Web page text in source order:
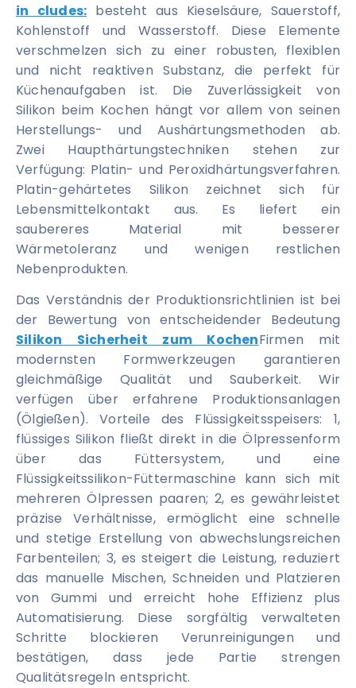
in cludes: besteht aus Kieselsäure, Sauerstoff,
Kohlenstoff und Wasserstoff. Diese Elemente
verschmelzen sich zu einer robusten, flexiblen
und nicht reaktiven Substanz, die perfekt für
Küchenaufgaben ist. Die Zuverlässigkeit von
Silikon beim Kochen hängt vor allem von seinen
Herstellungs- und Aushärtungsmethoden ab.
Zwei Haupthärtungstechniken stehen zur
Verfügung: Platin- und Peroxidhärtungsverfahren.
Platin-gehärtetes Silikon zeichnet sich für
Lebensmittelkontakt aus. Es liefert ein
saubereres Material mit besserer
Wärmetoleranz und wenigen restlichen
Nebenprodukten.
Das Verständnis der Produktionsrichtlinien ist bei
der Bewertung von entscheidender Bedeutung
Silikon Sicherheit zum KochenFirmen mit
modernsten Formwerkzeugen garantieren
gleichmäßige Qualität und Sauberkeit. Wir
verfügen über erfahrene Produktionsanlagen
(Ölgießen). Vorteile des Flüssigkeitsspeisers: 1,
flüssiges Silikon fließt direkt in die Ölpressenform
über das Füttersystem, und eine
Flüssigkeitssilikon-Füttermaschine kann sich mit
mehreren Ölpressen paaren; 2, es gewährleistet
präzise Verhältnisse, ermöglicht eine schnelle
und stetige Erstellung von abwechslungsreichen
Farbenteilen; 3, es steigert die Leistung, reduziert
das manuelle Mischen, Schneiden und Platzieren
von Gummi und erreicht hohe Effizienz plus
Automatisierung. Diese sorgfältig verwalteten
Schritte blockieren Verunreinigungen und
bestätigen, dass jede Partie strengen
Qualitätsregeln entspricht.